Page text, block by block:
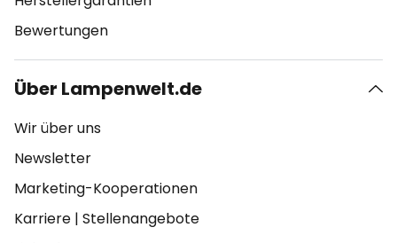
Bewertungen
Über Lampenwelt.de
Wir über uns
Newsletter
Marketing-Kooperationen
Karriere | Stellenangebote